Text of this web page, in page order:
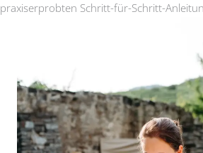
praxiserprobten Schritt-für-Schritt-